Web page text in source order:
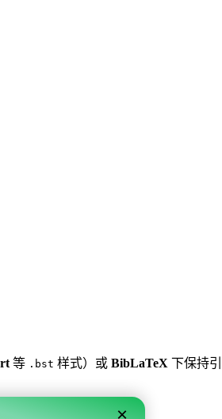
等 .bst 样式）或 BibLaTeX 下保持
×